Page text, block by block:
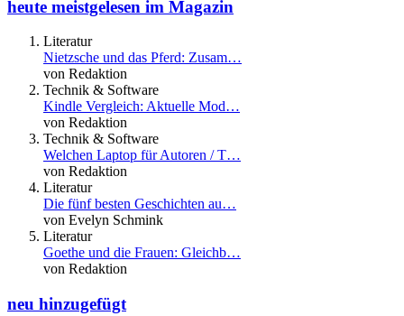
heute meistgelesen im Magazin
Literatur
Nietzsche und das Pferd: Zusam…
von Redaktion
Technik & Software
Kindle Vergleich: Aktuelle Mod…
von Redaktion
Technik & Software
Welchen Laptop für Autoren / T…
von Redaktion
Literatur
Die fünf besten Geschichten au…
von Evelyn Schmink
Literatur
Goethe und die Frauen: Gleichb…
von Redaktion
neu hinzugefügt